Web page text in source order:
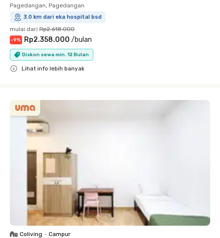
Pagedangan, Pagedangan
3.0 km dari eka hospital bsd
mulai dari Rp2.618.000
-9% Rp2.358.000 /bulan
Diskon sewa min. 12 Bulan
Lihat info lebih banyak
Coliving • Campur